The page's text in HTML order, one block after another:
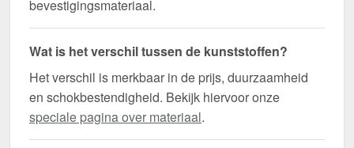
bevestigingsmateriaal.
Wat is het verschil tussen de kunststoffen?
Het verschil is merkbaar in de prijs, duurzaamheid
en schokbestendigheid. Bekijk hiervoor onze
speciale pagina over materiaal.